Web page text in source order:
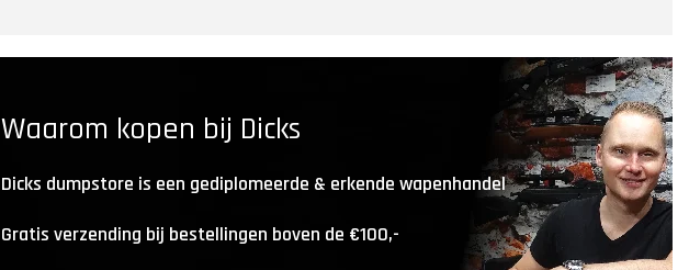
Waarom kopen bij Dicks
Dicks dumpstore is een gediplomeerde & erkende wapenhandel
Gratis verzending bij bestellingen boven de €100,-